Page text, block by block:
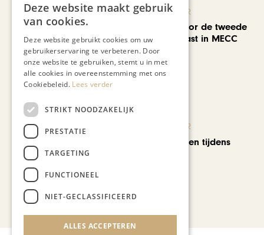
KUNST & CULTUUR
EuropArtFair voor de tweede
keer op rij te gast in MECC
Maastricht
KUNST & CULTUUR
Wereldse beelden tijdens
Bekijk alle artikelen
Deze website maakt gebruik
van cookies.
Deze website gebruikt cookies om uw
gebruikerservaring te verbeteren. Door
onze website te gebruiken, stemt u in met
alle cookies in overeenstemming met ons
Cookiebeleid. Lees verder
STRIKT NOODZAKELIJK
PRESTATIE
TARGETING
FUNCTIONEEL
NIET-GECLASSIFICEERD
ALLES ACCEPTEREN